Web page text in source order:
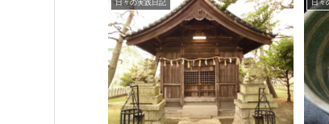
日々の実践日記 日々